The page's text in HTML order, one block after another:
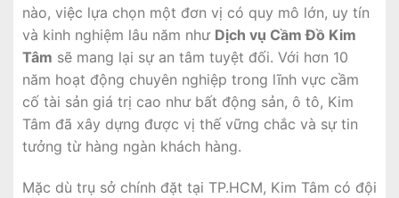
nào, việc lựa chọn một đơn vị có quy mô lớn, uy tín
và kinh nghiệm lâu năm như Dịch vụ Cầm Đồ Kim
Tâm sẽ mang lại sự an tâm tuyệt đối. Với hơn 10
năm hoạt động chuyên nghiệp trong lĩnh vực cầm
cố tài sản giá trị cao như bất động sản, ô tô, Kim
Tâm đã xây dựng được vị thế vững chắc và sự tin
tưởng từ hàng ngàn khách hàng.
Mặc dù trụ sở chính đặt tại TP.HCM, Kim Tâm có đội